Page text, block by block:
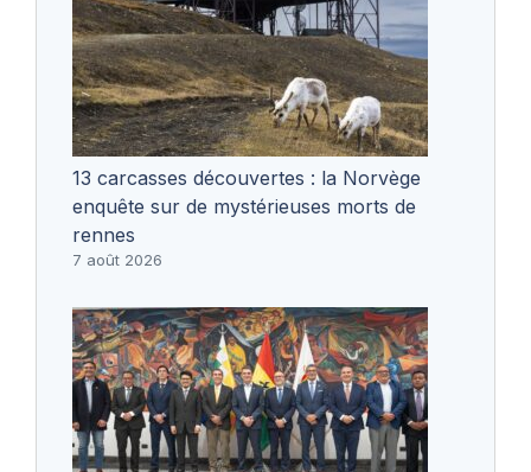
13 carcasses découvertes : la Norvège
enquête sur de mystérieuses morts de
rennes
7 août 2026